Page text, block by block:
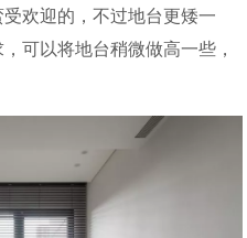
欢迎的，不过地台更矮一
可以将地台稍微做高一些，